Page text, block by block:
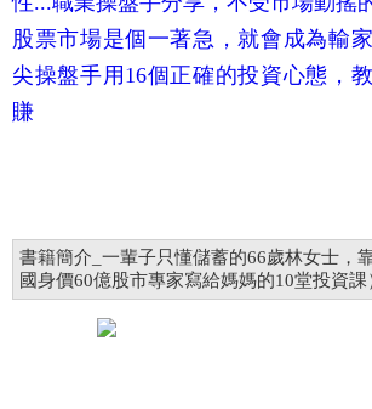
股票市場是個一著急，就會成為輸
尖操盤手用16個正確的投資心態，
賺
書籍簡介_一輩子只懂儲蓄的66歲林女士，
國身價60億股市專家寫給媽媽的10堂投資課